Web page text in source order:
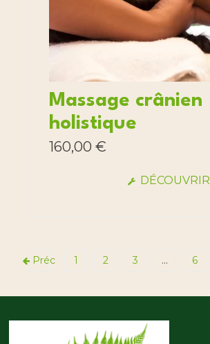
Massage crânien
holistique
160,00 €
DÉCOUVRIR
Préc 1 2 3 … 6